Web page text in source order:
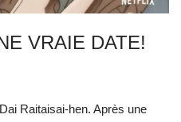
VRAIE DATE!
Raitaisai-hen. Après une